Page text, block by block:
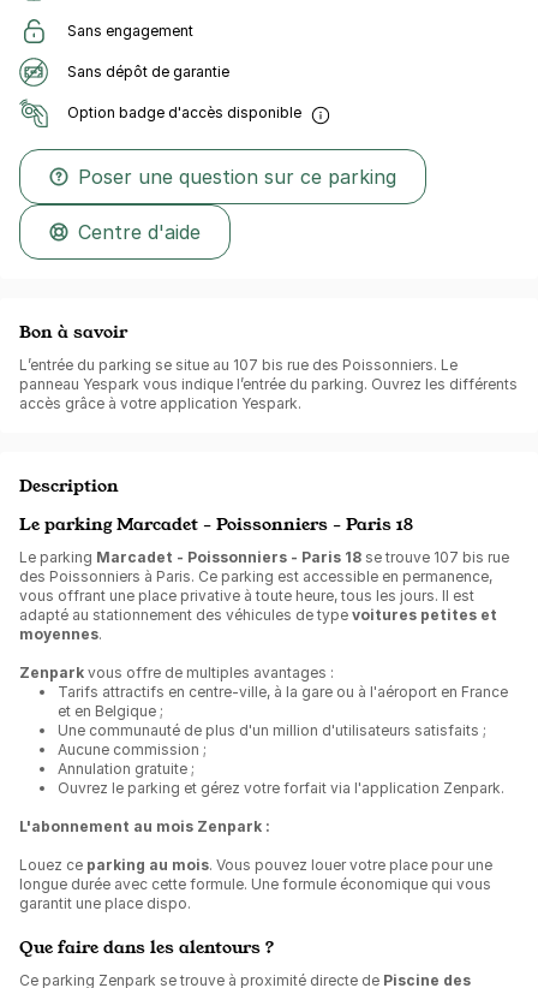
Sans engagement
Sans dépôt de garantie
Option badge d'accès disponible
Poser une question sur ce parking
Centre d'aide
Bon à savoir
L’entrée du parking se situe au 107 bis rue des Poissonniers. Le
panneau Yespark vous indique l’entrée du parking. Ouvrez les différents
accès grâce à votre application Yespark.
Description
Le parking Marcadet - Poissonniers - Paris 18
Le parking Marcadet - Poissonniers - Paris 18 se trouve 107 bis rue
des Poissonniers à Paris. Ce parking est accessible en permanence,
vous offrant une place privative à toute heure, tous les jours. Il est
adapté au stationnement des véhicules de type voitures petites et
moyennes.
Zenpark vous offre de multiples avantages :
Tarifs attractifs en centre-ville, à la gare ou à l'aéroport en France
et en Belgique ;
Une communauté de plus d'un million d'utilisateurs satisfaits ;
Aucune commission ;
Annulation gratuite ;
Ouvrez le parking et gérez votre forfait via l'application Zenpark.
L'abonnement au mois Zenpark :
Louez ce parking au mois. Vous pouvez louer votre place pour une
longue durée avec cette formule. Une formule économique qui vous
garantit une place dispo.
Que faire dans les alentours ?
Ce parking Zenpark se trouve à proximité directe de Piscine des